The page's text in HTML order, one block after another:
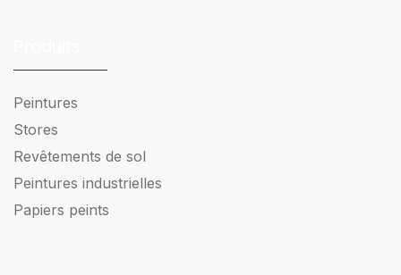
Peintures
Stores
Revêtements de sol
Peintures industrielles
Papiers peints